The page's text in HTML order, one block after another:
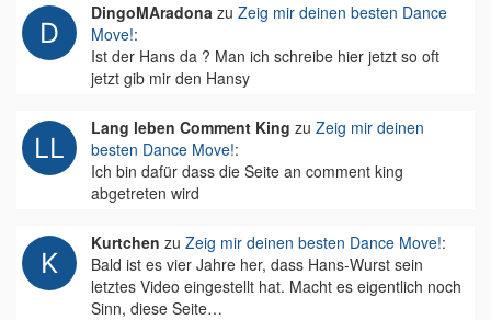
DingoMAradona zu Zeig mir deinen besten Dance
Move!:
Ist der Hans da ? Man ich schreibe hier jetzt so oft
jetzt gib mir den Hansy
Lang leben Comment King zu Zeig mir deinen
besten Dance Move!:
Ich bin dafür dass die Seite an comment king
abgetreten wird
Kurtchen zu Zeig mir deinen besten Dance Move!:
Bald ist es vier Jahre her, dass Hans-Wurst sein
letztes Video eingestellt hat. Macht es eigentlich noch
Sinn, diese Seite…